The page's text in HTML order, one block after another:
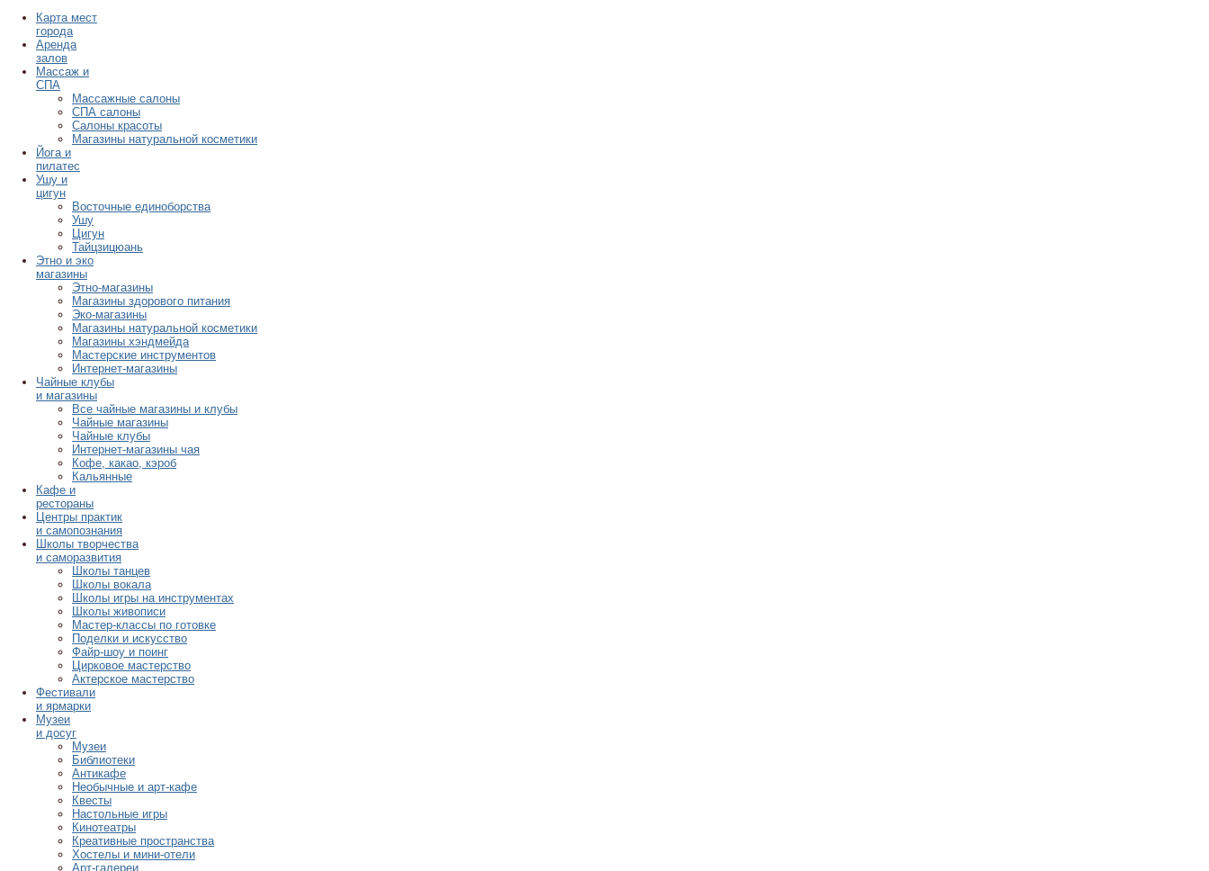
Карта мест
города
Аренда
залов
Массаж и
СПА
Массажные салоны
СПА салоны
Салоны красоты
Магазины натуральной косметики
Йога и
пилатес
Ушу и
цигун
Восточные единоборства
Ушу
Цигун
Тайцзицюань
Этно и эко
магазины
Этно-магазины
Магазины здорового питания
Эко-магазины
Магазины натуральной косметики
Магазины хэндмейда
Мастерские инструментов
Интернет-магазины
Чайные клубы
и магазины
Все чайные магазины и клубы
Чайные магазины
Чайные клубы
Интернет-магазины чая
Кофе, какао, кэроб
Кальянные
Кафе и
рестораны
Центры практик
и самопознания
Школы творчества
и саморазвития
Школы танцев
Школы вокала
Школы игры на инструментах
Школы живописи
Мастер-классы по готовке
Поделки и искусство
Файр-шоу и поинг
Цирковое мастерство
Актерское мастерство
Фестивали
и ярмарки
Музеи
и досуг
Музеи
Библиотеки
Антикафе
Необычные и арт-кафе
Квесты
Настольные игры
Кинотеатры
Креативные пространства
Хостелы и мини-отели
Арт-галереи